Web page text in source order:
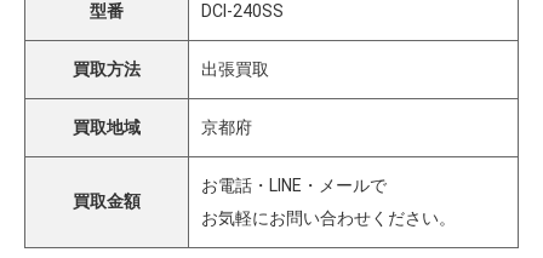
型番 DCI-240SS
買取方法 出張買取
買取地域 京都府
買取金額
お電話・LINE・メールで
お気軽にお問い合わせください。